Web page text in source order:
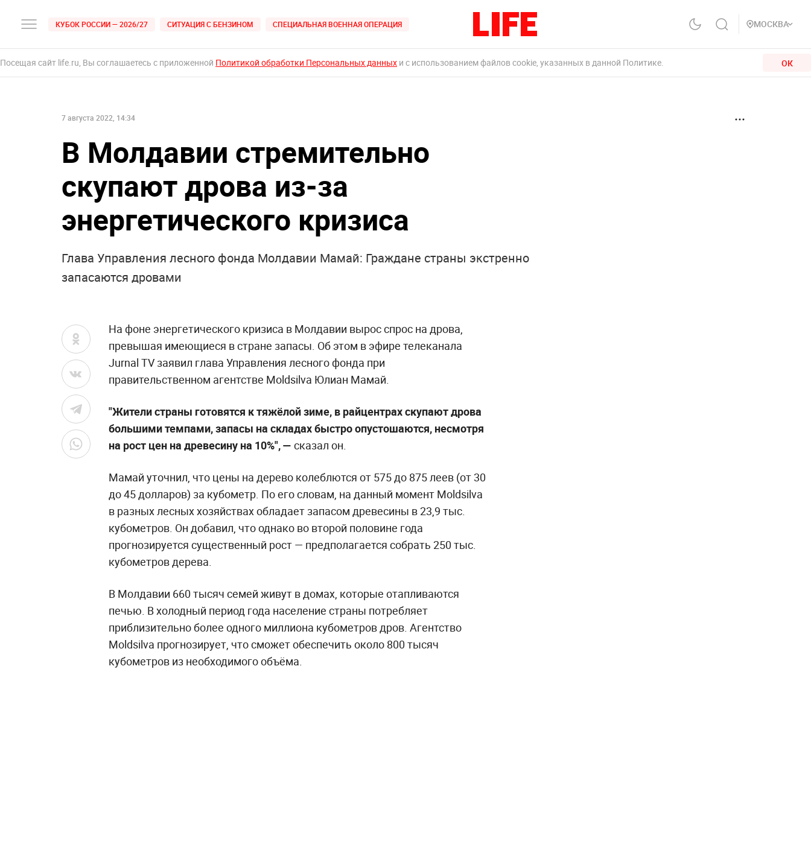
КУБОК РОССИИ — 2026/27 СИТУАЦИЯ С БЕНЗИНОМ СПЕЦИАЛЬНАЯ ВОЕННАЯ ОПЕРАЦИЯ МОСКВА
Посещая сайт life.ru, Вы соглашаетесь с приложенной Политикой обработки Персональных данных и с использованием файлов cookie, указанных в данной Политике. ОК
7 августа 2022, 14:34
В Молдавии стремительно
скупают дрова из-за
энергетического кризиса
Глава Управления лесного фонда Молдавии Мамай: Граждане страны экстренно
запасаются дровами
На фоне энергетического кризиса в Молдавии вырос спрос на дрова,
превышая имеющиеся в стране запасы. Об этом в эфире телеканала
Jurnal TV заявил глава Управления лесного фонда при
правительственном агентстве Moldsilva Юлиан Мамай.
"Жители страны готовятся к тяжёлой зиме, в райцентрах скупают дрова
большими темпами, запасы на складах быстро опустошаются, несмотря
на рост цен на древесину на 10%", — сказал он.
Мамай уточнил, что цены на дерево колеблются от 575 до 875 леев (от 30
до 45 долларов) за кубометр. По его словам, на данный момент Moldsilva
в разных лесных хозяйствах обладает запасом древесины в 23,9 тыс.
кубометров. Он добавил, что однако во второй половине года
прогнозируется существенный рост — предполагается собрать 250 тыс.
кубометров дерева.
В Молдавии 660 тысяч семей живут в домах, которые отапливаются
печью. В холодный период года население страны потребляет
приблизительно более одного миллиона кубометров дров. Агентство
Moldsilva прогнозирует, что сможет обеспечить около 800 тысяч
кубометров из необходимого объёма.